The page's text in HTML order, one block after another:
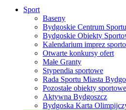
Sport
Baseny
Bydgoskie Centrum Sportu
Bydgoskie Obiekty
Kalendarium imprez
Otwarte konkursy ofert
Małe Granty
Stypendia sportowe
Rada Sportu Miasta
Pozostałe obiekty sportowe
Aktywna Bydgoszcz
Bydgoska Karta